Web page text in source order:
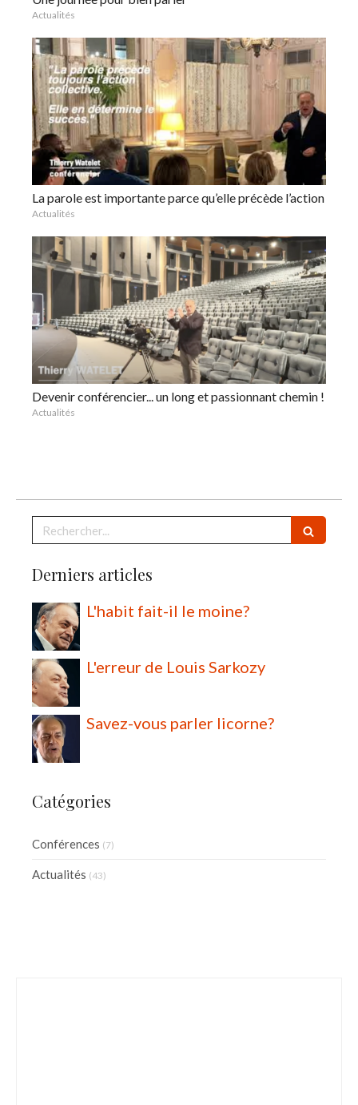
Actualités
La parole est importante parce qu’elle précède l’action
Actualités
Devenir conférencier... un long et passionnant chemin !
Actualités
Rechercher
Derniers articles
L'habit fait-il le moine?
L'erreur de Louis Sarkozy
Savez-vous parler licorne?
Catégories
Conférences (7)
Actualités (43)